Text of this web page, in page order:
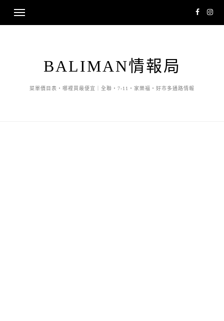
BALIMAN情報局
菜單價目表・哪裡買最便宜｜全聯・7-11・家樂福・好市多通路情報